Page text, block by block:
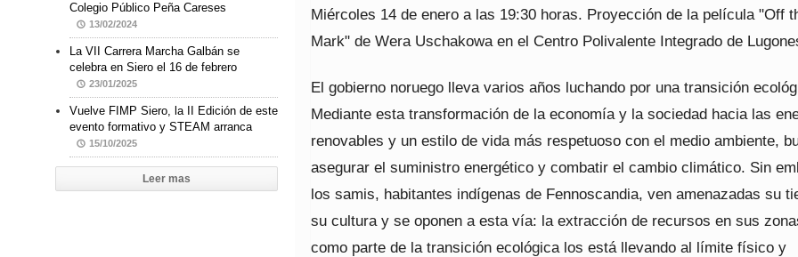
Miércoles 14 de enero a las 19:30 horas. Proyección de la película "Off
Mark" de Wera Uschakowa en el Centro Polivalente Integrado de
El gobierno noruego lleva varios años luchando por una transición
Mediante esta transformación de la economía y la sociedad hacia las
renovables y un estilo de vida más respetuoso con el medio ambiente,
asegurar el suministro energético y combatir el cambio climático. Sin
los samis, habitantes indígenas de Fennoscandia, ven amenazadas su
su cultura y se oponen a esta vía: la extracción de recursos en sus
como parte de la transición ecológica los está llevando al límite físico y
Colegio Público Peña Careses
13/02/2024
La VII Carrera Marcha Galbán se
celebra en Siero el 16 de febrero
23/01/2025
Vuelve FIMP Siero, la II Edición de este
evento formativo y STEAM arranca
15/10/2025
Leer mas